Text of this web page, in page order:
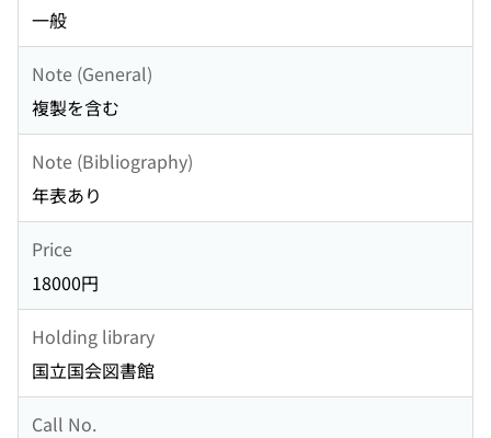
一般
Note (General)
複製を含む
Note (Bibliography)
年表あり
Price
18000円
Holding library
国立国会図書館
Call No.